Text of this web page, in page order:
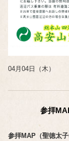
04月04日（木）
参拝
参拝MAP（聖徳太